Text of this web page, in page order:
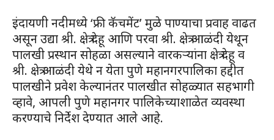
इंदायणी नदीमध्ये ‘फ्री कॅचमेंट’ मुळे पाण्याचा प्रवाह वाढत
असून उद्या श्री. क्षेत्र देहू आणि परवा श्री. क्षेत्र आळंदी येथून
पालखी प्रस्थान सोहळा असल्याने वारकऱ्यांना क्षेत्र देहू व
श्री. क्षेत्र आळंदी येथे न येता पुणे महानगरपालिका हद्दीत
पालखीने प्रवेश केल्यानंतर पालखीत सोहळ्यात सहभागी
व्हावे, आपली पुणे महानगर पालिकेच्याशाळेत व्यवस्था
करण्याचे निर्देश देण्यात आले आहे.